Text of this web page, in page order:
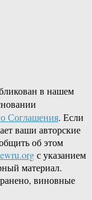
в нашем
Соглашения. Если
ваши авторские
об этом
с указанием
материал.
виновные